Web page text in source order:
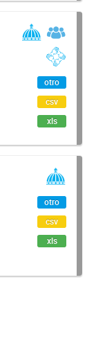
otro
csv
xls
otro
csv
xls